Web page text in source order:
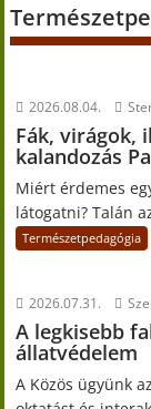
2026.08.04.
Fák, virágok,
kalandozás
Miért érdemes
látogatni? Talán
Természetpedagógia
2026.07.31.
A legkisebb
állatvédelem
A Közös ügyünk